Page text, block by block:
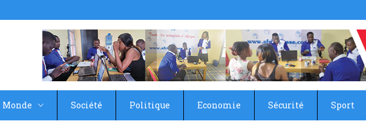
Monde Société Politique Economie Sécurité Sport